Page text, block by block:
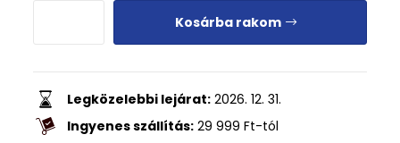
Kosárba rakom
Legközelebbi lejárat: 2026. 12. 31.
Ingyenes szállítás: 29 999 Ft-tól